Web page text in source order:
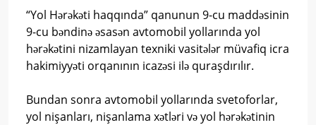
“Yol Hərəkəti haqqında” qanunun 9-cu maddəsinin
9-cu bəndinə əsasən avtomobil yollarında yol
hərəkətini nizamlayan texniki vasitələr müvafiq icra
hakimiyyəti orqanının icazəsi ilə quraşdırılır.
Bundan sonra avtomobil yollarında svetoforlar,
yol nişanları, nişanlama xətləri və yol hərəkətinin